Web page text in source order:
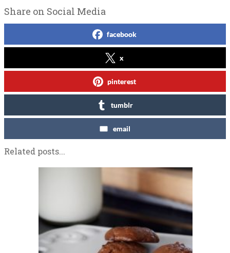
Share on Social Media
facebook
x
pinterest
tumblr
email
Related posts...